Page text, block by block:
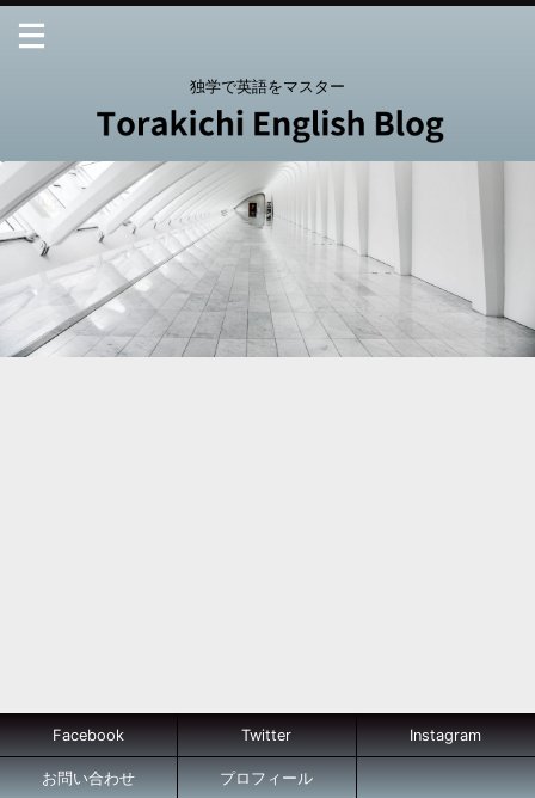
独学で英語をマスター
Facebook Twitter Instagram
お問い合わせ プロフィール